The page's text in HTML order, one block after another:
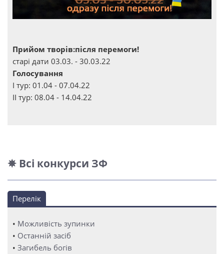
Прийом творів:після перемоги!
старі дати 03.03. - 30.03.22
Голосування
І тур: 01.04 - 07.04.22
ІІ тур: 08.04 - 14.04.22
✵ Всі конкурси ЗФ
Перелік
• Можливість зупинки
• Останній засіб
• Загибель богів